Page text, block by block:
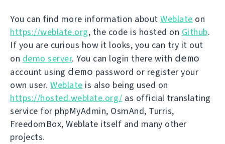
You can find more information about Weblate on
https://weblate.org, the code is hosted on Github.
If you are curious how it looks, you can try it out
on demo server. You can login there with demo
account using demo password or register your
own user. Weblate is also being used on
https://hosted.weblate.org/ as official translating
service for phpMyAdmin, OsmAnd, Turris,
FreedomBox, Weblate itself and many other
projects.